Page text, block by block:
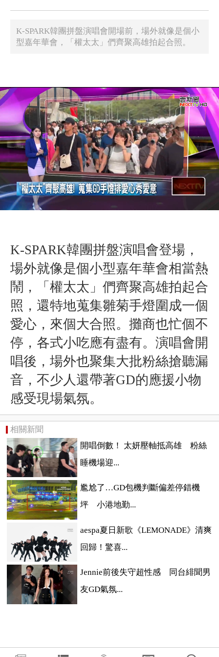
K-SPARK韓團拼盤演唱會開場前，場外就像是個小
型嘉年華會，「權太太」們齊聚高雄拍起合照。
K-SPARK韓團拼盤演唱會登場，
場外就像是個小型嘉年華會相當熱
鬧，「權太太」們齊聚高雄拍起合
照，還特地蒐集雛菊手燈圍成一個
愛心， 來個大合照 。 攤商也忙個不
停，各式小吃應有盡有。 演唱會開
唱後，場外也聚集大批粉絲搶聽漏
音，不少人還帶著GD的應援小物
感受現場氣氛。
相關新聞
開唱倒數！ 太妍壓軸抵高雄 粉絲
睡機場迎...
尷尬了…GD包機判斷偏差停錯機
坪 小港地勤...
aespa夏日新歌《LEMONADE》清爽
回歸！驚喜...
Jennie前後失守超性感 同台緋聞男
友GD氣氛...